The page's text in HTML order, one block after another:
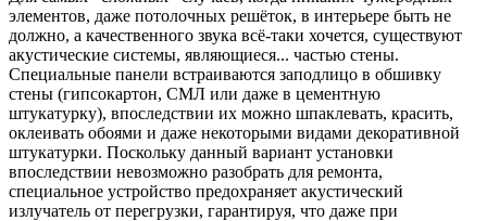
элементов, даже потолочных решёток, в интерьере быть не
должно, а качественного звука всё-таки хочется, существуют
акустические системы, являющиеся... частью стены.
Специальные панели встраиваются заподлицо в обшивку
стены (гипсокартон, СМЛ или даже в цементную
штукатурку), впоследствии их можно шпаклевать, красить,
оклеивать обоями и даже некоторыми видами декоративной
штукатурки. Поскольку данный вариант установки
впоследствии невозможно разобрать для ремонта,
специальное устройство предохраняет акустический
излучатель от перегрузки, гарантируя, что даже при